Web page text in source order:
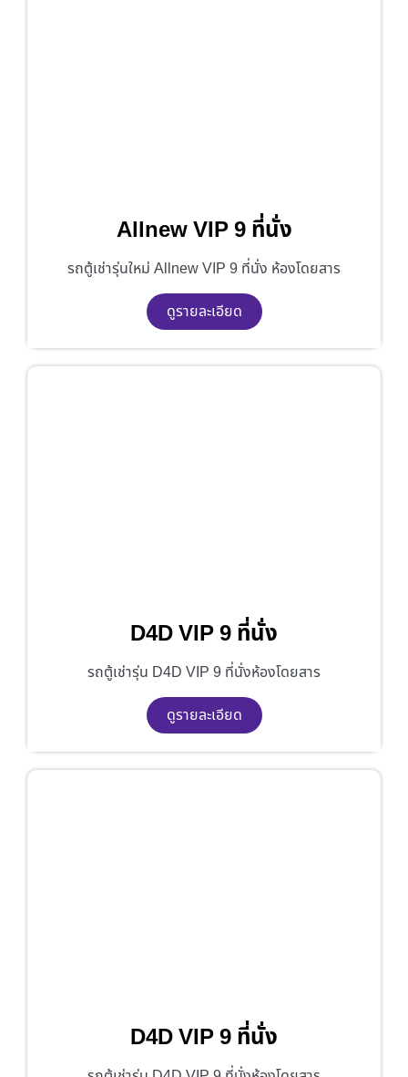
Allnew VIP 9 ที่นั่ง
รถตู้เช่ารุ่นใหม่ Allnew VIP 9 ที่นั่ง ห้องโดยสาร
ดูรายละเอียด
D4D VIP 9 ที่นั่ง
รถตู้เช่ารุ่น D4D VIP 9 ที่นั่งห้องโดยสาร
ดูรายละเอียด
D4D VIP 9 ที่นั่ง